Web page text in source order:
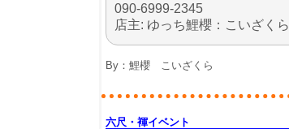
090-6999-2345
店主: ゆっち鯉櫻：こいざくら
By： 鯉櫻 こいざくら
六尺・褌イベント